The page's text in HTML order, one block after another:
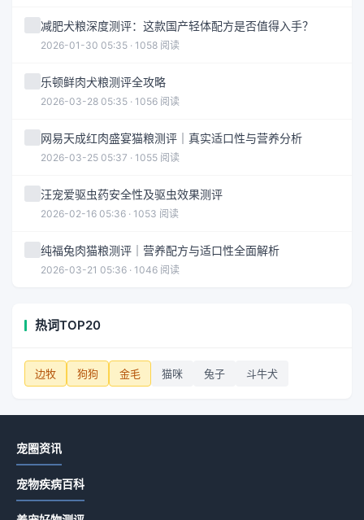
减肥犬粮深度测评：这款国产轻体配方是否值得入手？
2026-01-30 05:35 · 1058 阅读
乐顿鲜肉犬粮测评全攻略
2026-03-28 05:35 · 1056 阅读
网易天成红肉盛宴猫粮测评｜真实适口性与营养分析
2026-03-25 05:37 · 1055 阅读
汪宠爱驱虫药安全性及驱虫效果测评
2026-02-16 05:36 · 1053 阅读
纯福兔肉猫粮测评｜营养配方与适口性全面解析
2026-03-21 05:36 · 1046 阅读
热词TOP20
边牧 狗狗 金毛 猫咪 兔子 斗牛犬
宠圈资讯
宠物疾病百科